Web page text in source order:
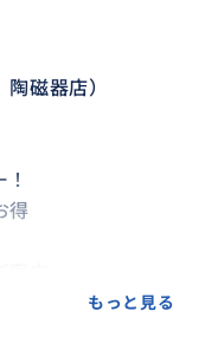
磁器店）
得
語サポート♪もっと見る